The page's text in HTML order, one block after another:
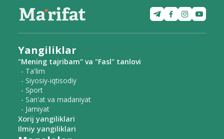
Yangiliklar
"Mening tajribam" va "Fasl" tanlovi
- Ta'lim
- Siyosiy-iqtisodiy
- Sport
- San'at va madaniyat
- Jamiyat
Xorij yangiliklari
Ilmiy yangiliklari